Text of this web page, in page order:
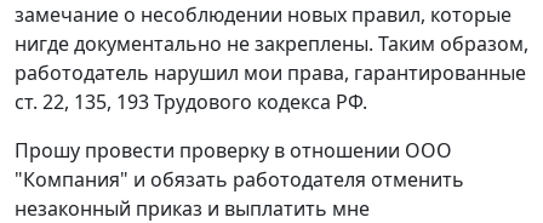
замечание о несоблюдении новых правил, которые
нигде документально не закреплены. Таким образом,
работодатель нарушил мои права, гарантированные
ст. 22, 135, 193 Трудового кодекса РФ.
Прошу провести проверку в отношении ООО
"Компания" и обязать работодателя отменить
незаконный приказ и выплатить мне